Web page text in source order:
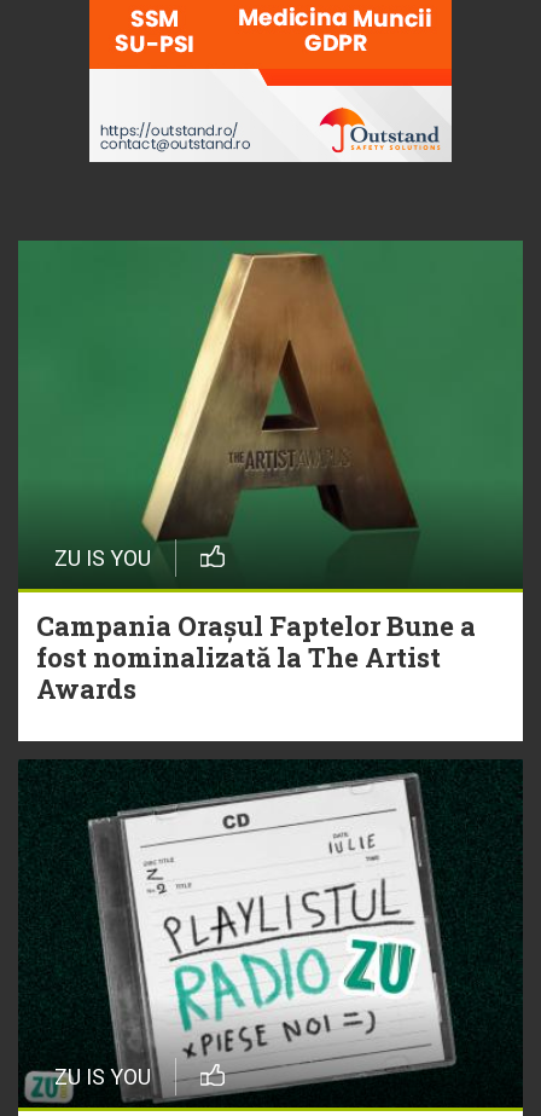
ZU IS YOU
Campania Orașul Faptelor Bune a
fost nominalizată la The Artist
Awards
ZU IS YOU